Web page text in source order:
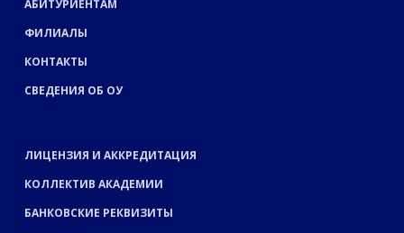
АБИТУРИЕНТАМ
ФИЛИАЛЫ
КОНТАКТЫ
СВЕДЕНИЯ ОБ ОУ
ЛИЦЕНЗИЯ И АККРЕДИТАЦИЯ
КОЛЛЕКТИВ АКАДЕМИИ
БАНКОВСКИЕ РЕКВИЗИТЫ